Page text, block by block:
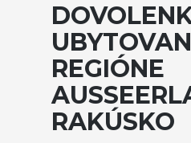
REGIÓNE
RAKÚSKO